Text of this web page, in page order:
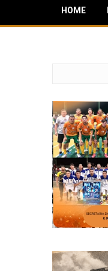
HOME